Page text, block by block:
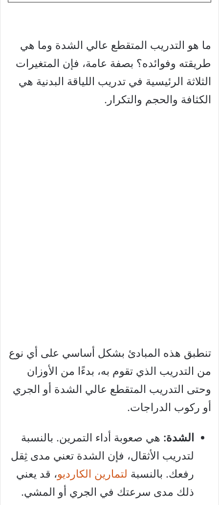
ما هو التدريب المتقطع عالي الشدة وما هي
طريقته وفوائده؟ بصفة عامة، فإن المتغيرات
الثلاثة الرئيسية في تدريب اللياقة البدنية هي
الكثافة والحجم والتكرار.
تنطبق هذه المبادئ بشكل أساسي على أي نوع
من التدريب الذي تقوم به، بدءًا من الأوزان
وحتى التدريب المتقطع عالي الشدة أو الجري
أو ركوب الدراجات.
الشدة: هي صعوبة أداء التمرين. بالنسبة
لتدريب الأثقال، فإن الشدة تعني مدى ثِقل
رفعك. بالنسبة لتمارين الكارديو، قد يعني
ذلك مدى سرعتك في الجري أو المشي.